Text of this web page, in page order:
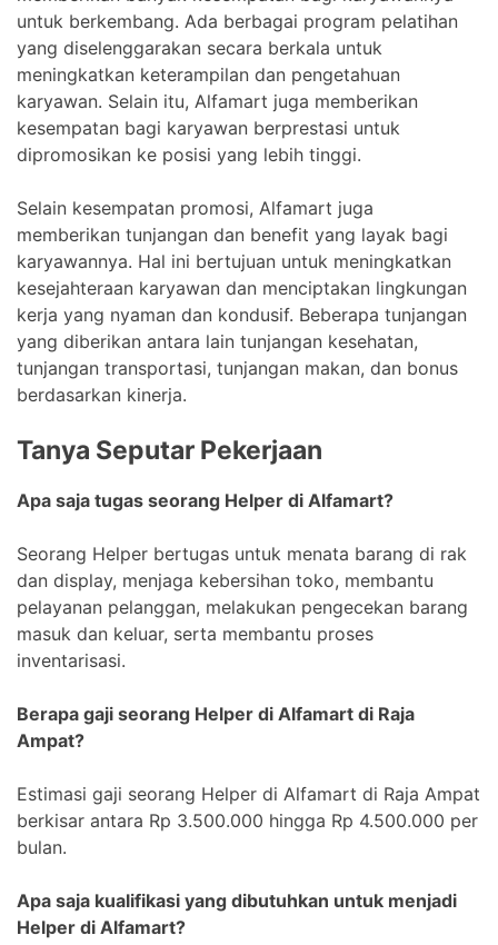
untuk berkembang. Ada berbagai program pelatihan
yang diselenggarakan secara berkala untuk
meningkatkan keterampilan dan pengetahuan
karyawan. Selain itu, Alfamart juga memberikan
kesempatan bagi karyawan berprestasi untuk
dipromosikan ke posisi yang lebih tinggi.
Selain kesempatan promosi, Alfamart juga
memberikan tunjangan dan benefit yang layak bagi
karyawannya. Hal ini bertujuan untuk meningkatkan
kesejahteraan karyawan dan menciptakan lingkungan
kerja yang nyaman dan kondusif. Beberapa tunjangan
yang diberikan antara lain tunjangan kesehatan,
tunjangan transportasi, tunjangan makan, dan bonus
berdasarkan kinerja.
Tanya Seputar Pekerjaan
Apa saja tugas seorang Helper di Alfamart?
Seorang Helper bertugas untuk menata barang di rak
dan display, menjaga kebersihan toko, membantu
pelayanan pelanggan, melakukan pengecekan barang
masuk dan keluar, serta membantu proses
inventarisasi.
Berapa gaji seorang Helper di Alfamart di Raja
Ampat?
Estimasi gaji seorang Helper di Alfamart di Raja Ampat
berkisar antara Rp 3.500.000 hingga Rp 4.500.000 per
bulan.
Apa saja kualifikasi yang dibutuhkan untuk menjadi
Helper di Alfamart?